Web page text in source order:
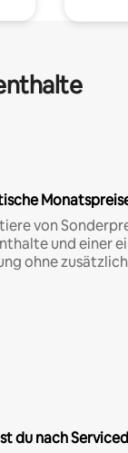
von
und einer
ohne
du nach